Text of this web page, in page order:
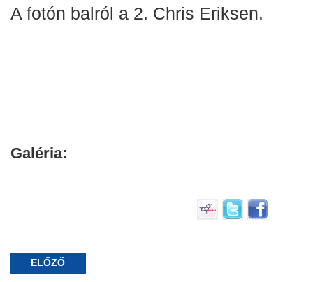
A fotón balról a 2. Chris Eriksen.
Galéria:
ELŐZŐ